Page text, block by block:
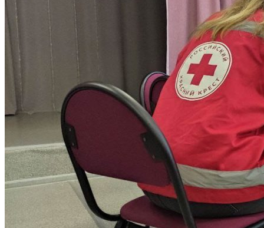
Поступление на базе среднего
профессионального образования
РЕЙТИНГОВЫЕ СПИСКИ. КОЛИЧЕСТВО
ПОДАННЫХ ЗАЯВЛЕНИЙ
ПРИКАЗЫ О ЗАЧИСЛЕНИИ
ПРОГРАММЫ СПО (КОЛЛЕДЖ)
Стоимость обучения
Информация для абитуриентов
Перечень специальностей (количество
мест для приема)
Сроки зачисления